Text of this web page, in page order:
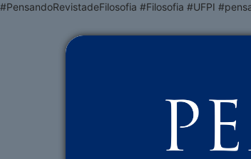
#PensandoRevistadeFilosofia #Filosofia #UFPI